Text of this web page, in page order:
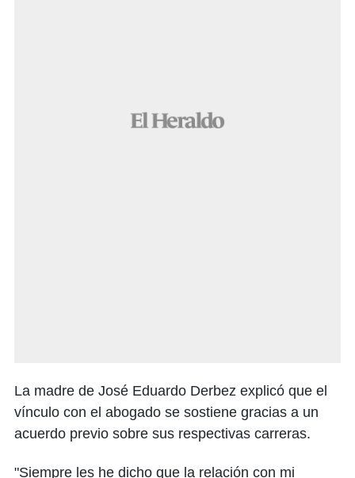
La madre de José Eduardo Derbez explicó que el
vínculo con el abogado se sostiene gracias a un
acuerdo previo sobre sus respectivas carreras.
"Siempre les he dicho que la relación con mi